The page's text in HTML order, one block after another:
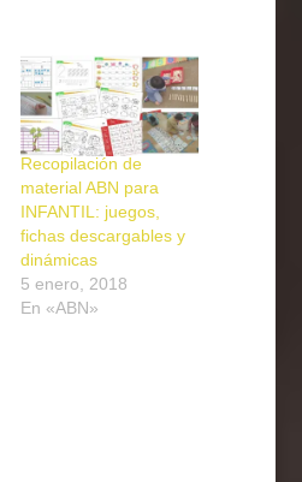
Recopilación de
material ABN para
INFANTIL: juegos,
fichas descargables y
dinámicas
5 enero, 2018
En «ABN»